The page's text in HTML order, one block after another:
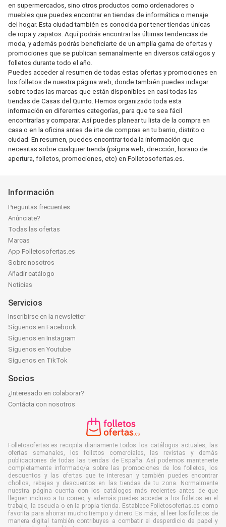
en supermercados, sino otros productos como ordenadores o
muebles que puedes encontrar en tiendas de informática o menaje
del hogar. Esta ciudad también es conocida por tener tiendas únicas
de ropa y zapatos. Aquí podrás encontrar las últimas tendencias de
moda, y además podrás beneficiarte de un amplia gama de ofertas y
promociones que se publican semanalmente en diversos catálogos y
folletos durante todo el año.
Puedes acceder al resumen de todas estas ofertas y promociones en
los folletos de nuestra página web, donde también puedes indagar
sobre todas las marcas que están disponibles en casi todas las
tiendas de Casas del Quinto. Hemos organizado toda esta
información en diferentes categorías, para que te sea fácil
encontrarlas y comparar. Así puedes planear tu lista de la compra en
casa o en la oficina antes de irte de compras en tu barrio, distrito o
ciudad. En resumen, puedes encontrar toda la información que
necesitas sobre cualquier tienda (página web, dirección, horario de
apertura, folletos, promociones, etc) en Folletosofertas.es.
Información
Preguntas frecuentes
Anúnciate?
Todas las ofertas
Marcas
App Folletosofertas.es
Sobre nosotros
Añadir catálogo
Noticias
Servicios
Inscribirse en la newsletter
Síguenos en Facebook
Síguenos en Instagram
Síguenos en Youtube
Síguenos en TikTok
Socios
¿Interesado en colaborar?
Contácta con nosotros
Folletosofertas.es recopila diariamente todos los catálogos actuales, las
ofertas semanales, los folletos comerciales, las revistas y demás
publicaciones de todas las tiendas de España. Así podemos mantenerte
completamente informado/a sobre las promociones de los folletos, los
descuentos y las ofertas que te interesan y también puedes encontrar
chollos, rebajas y descuentos en las tiendas de tu zona. Normalmente
nuestra página cuenta con los catálogos más recientes antes de que
lleguen incluso a tu correo, y además puedes acceder a los folletos en el
trabajo, la escuela o en la propia tienda. Establece Folletosofertas.es como
favorita para ahorrar mucho tiempo y dinero. Es más, al leer los folletos de
manera digital también contribuyes a combatir el desperdicio de papel y